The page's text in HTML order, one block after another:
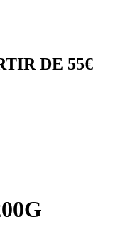
DE 55€